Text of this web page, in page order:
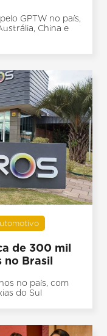
GPTW no país,
China e
de 300 mil
no Brasil
no país, com
do Sul